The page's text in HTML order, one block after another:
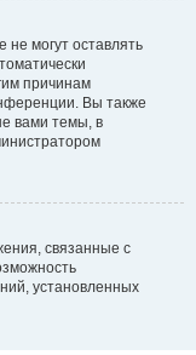
не могут оставлять
причинам
Вы также
вами темы, в
связанные с
установленных